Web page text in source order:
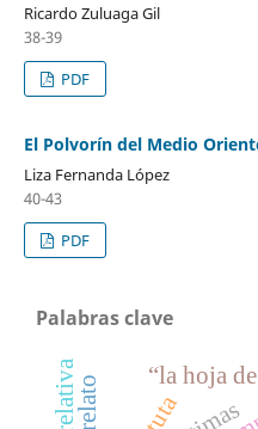
Ricardo Zuluaga Gil
38-39
PDF
El Polvorín del Medio
Liza Fernanda López
40-43
PDF
Palabras clave
“la hoja